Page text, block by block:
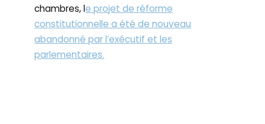
chambres, le projet de réforme
constitutionnelle a été de nouveau
abandonné par l’exécutif et les
parlementaires.